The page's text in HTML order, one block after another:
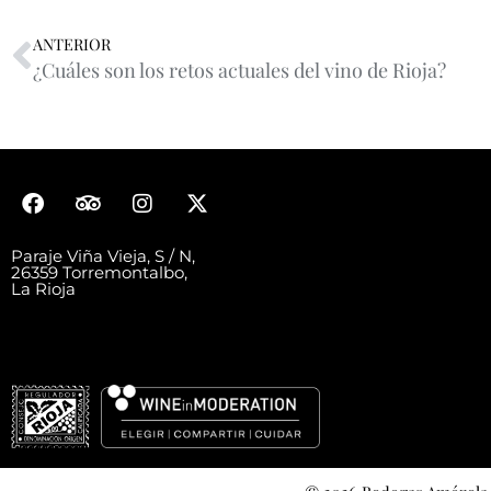
ANTERIOR
¿Cuáles son los retos actuales del vino de Rioja?
Paraje Viña Vieja, S / N,
26359 Torremontalbo,
La Rioja